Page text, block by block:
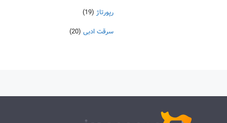
رپورتاژ (19)
سرقت ادبی (20)